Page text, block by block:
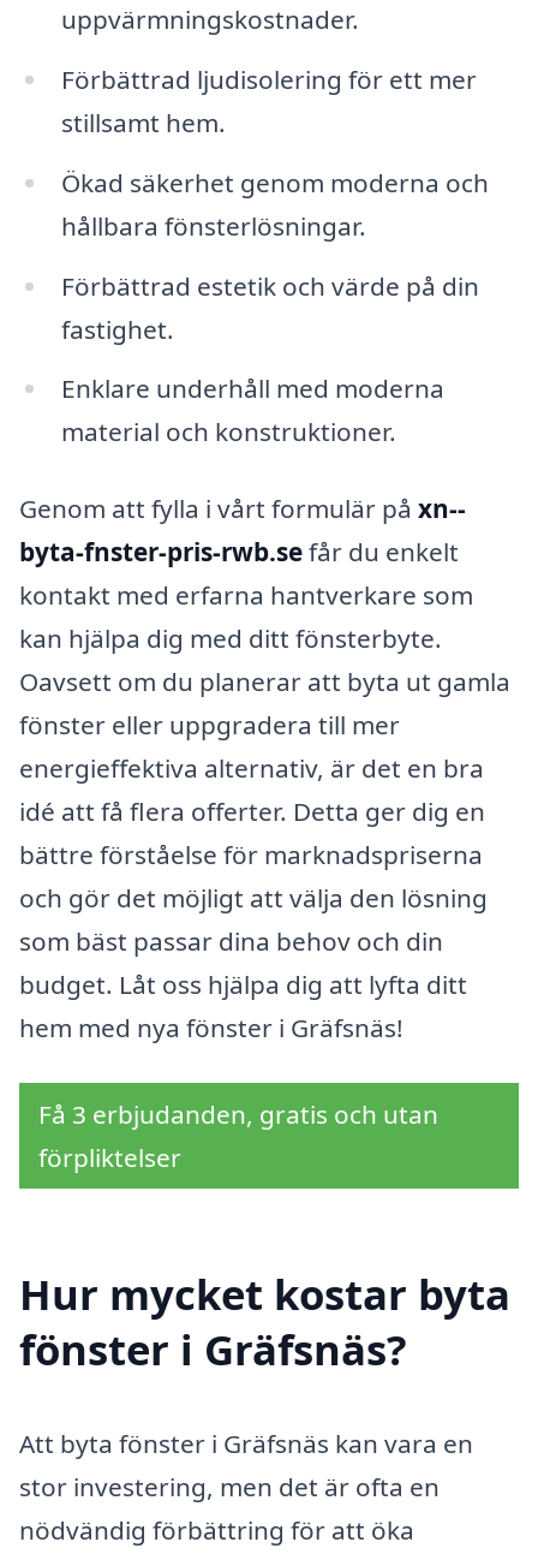
uppvärmningskostnader.
Förbättrad ljudisolering för ett mer
stillsamt hem.
Ökad säkerhet genom moderna och
hållbara fönsterlösningar.
Förbättrad estetik och värde på din
fastighet.
Enklare underhåll med moderna
material och konstruktioner.
Genom att fylla i vårt formulär på xn--
byta-fnster-pris-rwb.sefår du enkelt
kontakt med erfarna hantverkare som
kan hjälpa dig med ditt fönsterbyte.
Oavsett om du planerar att byta ut gamla
fönster eller uppgradera till mer
energieffektiva alternativ, är det en bra
idé att få flera offerter. Detta ger dig en
bättre förståelse för marknadspriserna
och gör det möjligt att välja den lösning
som bäst passar dina behov och din
budget. Låt oss hjälpa dig att lyfta ditt
hem med nya fönster i Gräfsnäs!
Få 3 erbjudanden, gratis och utan
förpliktelser
Hur mycket kostar byta
fönster i Gräfsnäs?
Att byta fönster i Gräfsnäs kan vara en
stor investering, men det är ofta en
nödvändig förbättring för att öka